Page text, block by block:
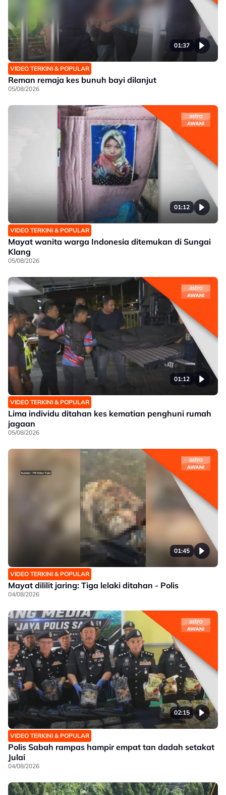
01:37
VIDEO TERKINI & POPULAR
Reman remaja kes bunuh bayi dilanjut
05/08/2026
01:12
VIDEO TERKINI & POPULAR
Mayat wanita warga Indonesia ditemukan di Sungai
Klang
05/08/2026
01:12
VIDEO TERKINI & POPULAR
Lima individu ditahan kes kematian penghuni rumah
jagaan
05/08/2026
01:45
VIDEO TERKINI & POPULAR
Mayat dililit jaring: Tiga lelaki ditahan - Polis
04/08/2026
02:15
VIDEO TERKINI & POPULAR
Polis Sabah rampas hampir empat tan dadah setakat
Julai
04/08/2026